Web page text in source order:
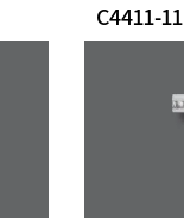
C4411-11